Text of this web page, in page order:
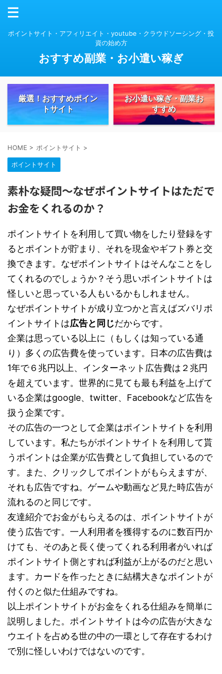
ポイントサイト・アフィリエイト・youtube・クラウドソーシング・投
資の始め方
おすすめ副業・お小遣い稼ぎ
厳選！おすすめポイン
トサイト
お小遣い稼ぎ・副業お
すすめ
HOME > ポイントサイト >
ポイントサイト
素朴な疑問～なぜポイントサイトはただで
お金をくれるのか？
ポイントサイトを利用して買い物をしたり登録をす
るとポイントが貯まり、それを現金やギフト券と交
換できます。なぜポイントサイトはそんなことをし
てくれるのでしょうか？そう思いポイントサイトは
怪しいと思っている人もいるかもしれません。
なぜポイントサイトが成り立つかと言えばズバリポ
イントサイトは広告と同じだからです。
企業は思っている以上に（もしくは知っている通
り）多くの広告費を使っています。日本の広告費は
1年で６兆円以上、インターネット広告費は２兆円
を超えています。世界的に見ても最も利益を上げて
いる企業はgoogle、twitter、Facebookなど広告を
扱う企業です。
その広告の一つとして企業はポイントサイトを利用
しています。私たちがポイントサイトを利用して貰
うポイントは企業が広告費として負担しているので
す。また、クリックしてポイントがもらえますが、
それも広告ですね。ゲームや動画など見た時広告が
流れるのと同じです。
友達紹介でお金がもらえるのは、ポイントサイトが
使う広告です。一人利用者を獲得するのに数百円か
けても、そのあと長く使ってくれる利用者がいれば
ポイントサイト側とすれば利益が上がるのだと思い
ます。カードを作ったときに結構大きなポイントが
付くのと似た仕組みですね。
以上ポイントサイトがお金をくれる仕組みを簡単に
説明しました。ポイントサイトは今の広告が大きな
ウエイトを占める世の中の一環として存在するわけ
で別に怪しいわけではないのです。